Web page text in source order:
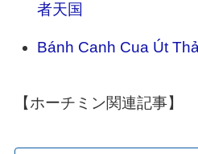
者天国
Bánh Canh Cua Út
【ホーチミン関連記事】